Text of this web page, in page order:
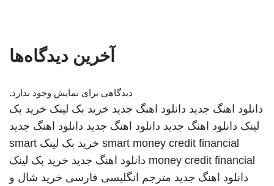
آخرین دیدگاه‌ها
دیدگاهی برای نمایش وجود ندارد.
دانلود اهنگ جدید دانلود اهنگ جدید خرید بک لینک خرید بک
لینک دانلود اهنگ جدید دانلود اهنگ جدید دانلود اهنگ جدید
smart money credit financial خرید بک لینک smart
money credit financial دانلود اهنگ جدید خرید بک لینک
دانلود اهنگ جدید مترجم انگلیسی فارسی خرید شال و